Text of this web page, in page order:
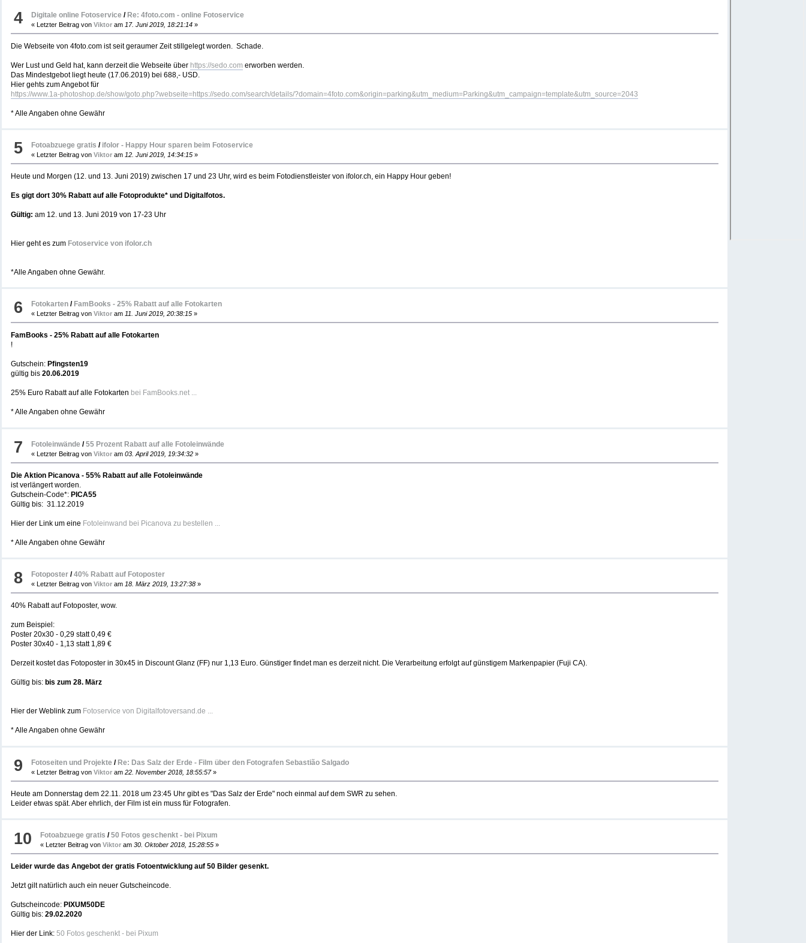
4 Digitale online Fotoservice / Re: 4foto.com - online Fotoservice
« Letzter Beitrag vonViktor am 17. Juni 2019, 18:21:14 »
Die Webseite von 4foto.com ist seit geraumer Zeit stillgelegt worden. Schade.
Wer Lust und Geld hat, kann derzeit die Webseite über https://sedo.com erworben werden.
Das Mindestgebot liegt heute (17.06.2019) bei 688,- USD.
Hier gehts zum Angebot für
https://www.1a-photoshop.de/show/goto.php?webseite=https://sedo.com/search/details/?domain=4foto.com&origin=parking&utm_medium=Parking&utm_campaign=template&utm_source=2043
* Alle Angaben ohne Gewähr
5 Fotoabzuege gratis / ifolor - Happy Hour sparen beim Fotoservice
« Letzter Beitrag vonViktor am 12. Juni 2019, 14:34:15 »
Heute und Morgen (12. und 13. Juni 2019) zwischen 17 und 23 Uhr, wird es beim Fotodienstleister von ifolor.ch, ein Happy Hour geben!
Es gigt dort 30% Rabatt auf alle Fotoprodukte* und Digitalfotos.
Gültig: am 12. und 13. Juni 2019 von 17-23 Uhr
Hier geht es zum Fotoservice von ifolor.ch
*Alle Angaben ohne Gewähr.
6 Fotokarten / FamBooks - 25% Rabatt auf alle Fotokarten
« Letzter Beitrag vonViktor am 11. Juni 2019, 20:38:15 »
FamBooks - 25% Rabatt auf alle Fotokarten
!
Gutschein: Pfingsten19
gültig bis 20.06.2019
25% Euro Rabatt auf alle Fotokarten bei FamBooks.net ...
* Alle Angaben ohne Gewähr
7 Fotoleinwände /55 Prozent Rabatt auf alle Fotoleinwände
« Letzter Beitrag vonViktor am 03. April 2019, 19:34:32 »
Die Aktion Picanova - 55% Rabatt auf alle Fotoleinwände
ist verlängert worden.
Gutschein-Code*: PICA55
Gültig bis: 31.12.2019
Hier der Link um eine Fotoleinwand bei Picanova zu bestellen ...
* Alle Angaben ohne Gewähr
8 Fotoposter /40% Rabatt auf Fotoposter
« Letzter Beitrag vonViktor am 18. März 2019, 13:27:38 »
40% Rabatt auf Fotoposter, wow.
zum Beispiel:
Poster 20x30 - 0,29 statt 0,49 €
Poster 30x40 - 1,13 statt 1,89 €
Derzeit kostet das Fotoposter in 30x45 in Discount Glanz (FF) nur 1,13 Euro. Günstiger findet man es derzeit nicht. Die Verarbeitung erfolgt auf günstigem Markenpapier (Fuji CA).
Gültig bis: bis zum 28. März
Hier der Weblink zum Fotoservice von Digitalfotoversand.de ...
* Alle Angaben ohne Gewähr
9 Fotoseiten und Projekte / Re: Das Salz der Erde - Film über den Fotografen Sebastião Salgado
« Letzter Beitrag vonViktor am 22. November 2018, 18:55:57»
Heute am Donnerstag dem 22.11. 2018 um 23:45 Uhr gibt es "Das Salz der Erde" noch einmal auf dem SWR zu sehen.
Leider etwas spät. Aber ehrlich, der Film ist ein muss für Fotografen.
10 Fotoabzuege gratis /50 Fotos geschenkt - bei Pixum
« Letzter Beitrag vonViktor am 30. Oktober 2018, 15:28:55 »
Leider wurde das Angebot der gratis Fotoentwicklung auf 50 Bilder gesenkt.
Jetzt gilt natürlich auch ein neuer Gutscheincode.
Gutscheincode: PIXUM50DE
Gültig bis: 29.02.2020
Hier der Link: 50 Fotos geschenkt - bei Pixum